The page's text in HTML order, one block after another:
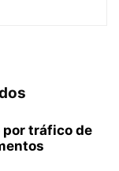
por tráfico de